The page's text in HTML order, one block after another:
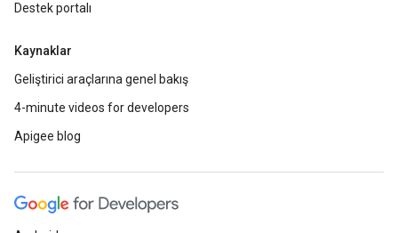
Destek portalı
Kaynaklar
Geliştirici araçlarına genel bakış
4-minute videos for developers
Apigee blog